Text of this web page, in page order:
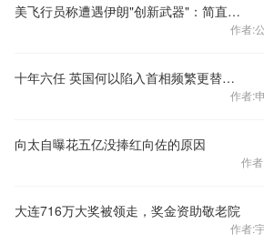
美飞行员称遭遇伊朗"创新武器"：简直是外星来的东西
作者:
十年六任 英国何以陷入首相频繁更替的怪圈
作者:
向太自曝花五亿没捧红向佐的原因
作
大连716万大奖被领走，奖金资助敬老院
作者: